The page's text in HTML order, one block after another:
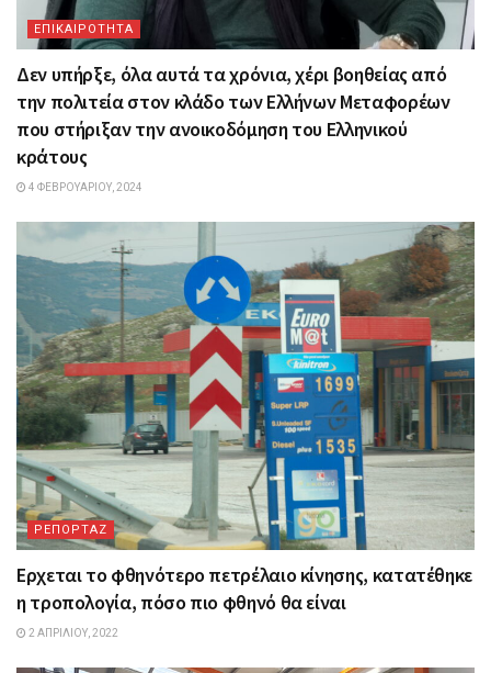
ΕΠΙΚΑΙΡΟΤΗΤΑ
Δεν υπήρξε, όλα αυτά τα χρόνια, χέρι βοηθείας από
την πολιτεία στον κλάδο των Ελλήνων Μεταφορέων
που στήριξαν την ανοικοδόμηση του Ελληνικού
κράτους
4 ΦΕΒΡΟΥΑΡΊΟΥ, 2024
ΡΕΠΟΡΤΑΖ
Ερχεται το φθηνότερο πετρέλαιο κίνησης, κατατέθηκε
η τροπολογία, πόσο πιο φθηνό θα είναι
2 ΑΠΡΙΛΊΟΥ, 2022